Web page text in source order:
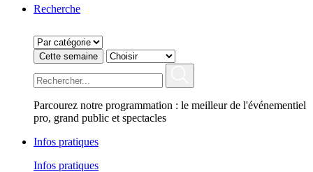
Recherche
Cette semaine
Parcourez notre programmation : le meilleur de l'événementiel
pro, grand public et spectacles
Infos pratiques
Infos pratiques